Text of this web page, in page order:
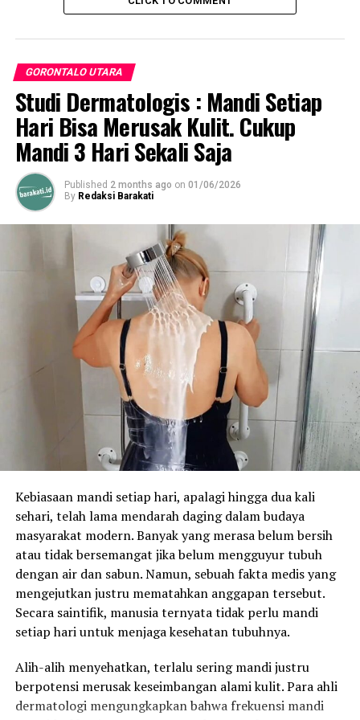
Tugas 1 Juli Mendatang
DON'T MISS
Thariq Modanggu Sarankan Penghapusan PTT Ditunda
Pada Rakernas APKASI
GORONTALO UTARA
Studi Dermatologis : Mandi Setiap
Hari Bisa Merusak Kulit. Cukup
Mandi 3 Hari Sekali Saja
Published 2 months ago on 01/06/2026
By Redaksi Barakati
Kebiasaan mandi setiap hari, apalagi hingga dua kali
sehari, telah lama mendarah daging dalam budaya
masyarakat modern. Banyak yang merasa belum bersih
atau tidak bersemangat jika belum mengguyur tubuh
dengan air dan sabun. Namun, sebuah fakta medis yang
mengejutkan justru mematahkan anggapan tersebut.
Secara saintifik, manusia ternyata tidak perlu mandi
setiap hari untuk menjaga kesehatan tubuhnya.
Alih-alih menyehatkan, terlalu sering mandi justru
berpotensi merusak keseimbangan alami kulit. Para ahli
dermatologi mengungkapkan bahwa frekuensi mandi